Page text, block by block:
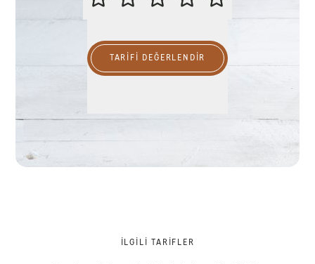
TARIFI DEĞERLENDİR
İLGILI TARIFLER